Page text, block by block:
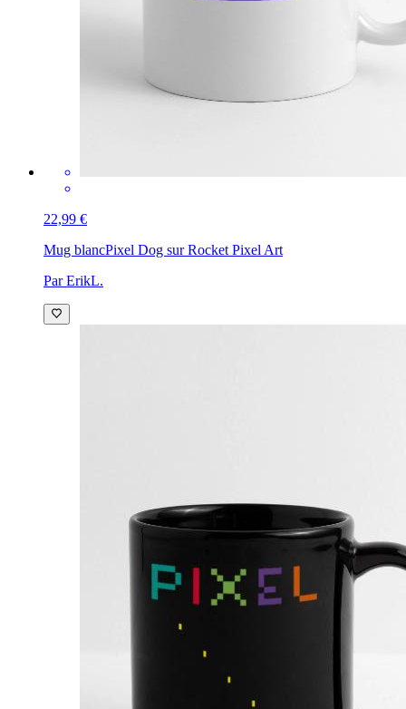
22,99 €
Mug blancPixel Dog sur Rocket Pixel Art
Par ErikL.